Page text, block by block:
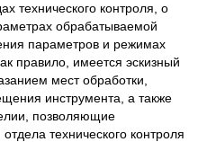
технического контроля, о
обрабатываемой
парамет­ров и режимах
правило, имеется эскиз­ный
мест обработки,
инструмента, а также
позволяющие
техниче­ского контроля